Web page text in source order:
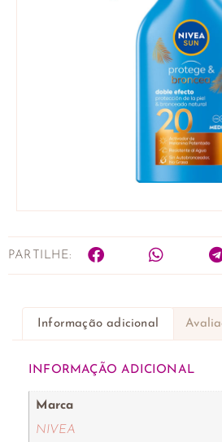
PARTILHE:
Informação adicional
INFORMAÇÃO ADICIONAL
Marca
NIVEA